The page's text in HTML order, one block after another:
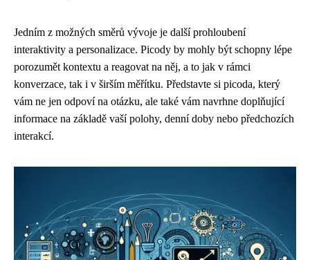
Jedním z možných směrů vývoje je další prohloubení
interaktivity a personalizace. Picody by mohly být schopny lépe
porozumět kontextu a reagovat na něj, a to jak v rámci
konverzace, tak i v širším měřítku. Představte si picoda, který
vám ne jen odpoví na otázku, ale také vám navrhne doplňující
informace na základě vaší polohy, denní doby nebo předchozích
interakcí.